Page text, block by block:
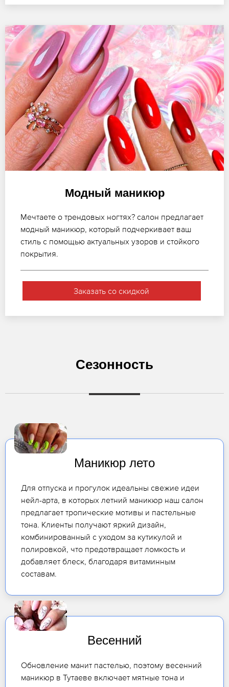
Модный маникюр
Мечтаете о трендовых ногтях? салон предлагает
модный маникюр, который подчеркивает ваш
стиль с помощью актуальных узоров и стойкого
покрытия.
Заказать со скидкой
Сезонность
Маникюр лето
Для отпуска и прогулок идеальны свежие идеи
нейл-арта, в которых летний маникюр наш салон
предлагает тропические мотивы и пастельные
тона. Клиенты получают яркий дизайн,
комбинированный с уходом за кутикулой и
полировкой, что предотвращает ломкость и
добавляет блеск, благодаря витаминным
составам.
Весенний
Обновление манит пастелью, поэтому весенний
маникюр в Тутаеве включает мятные тона и